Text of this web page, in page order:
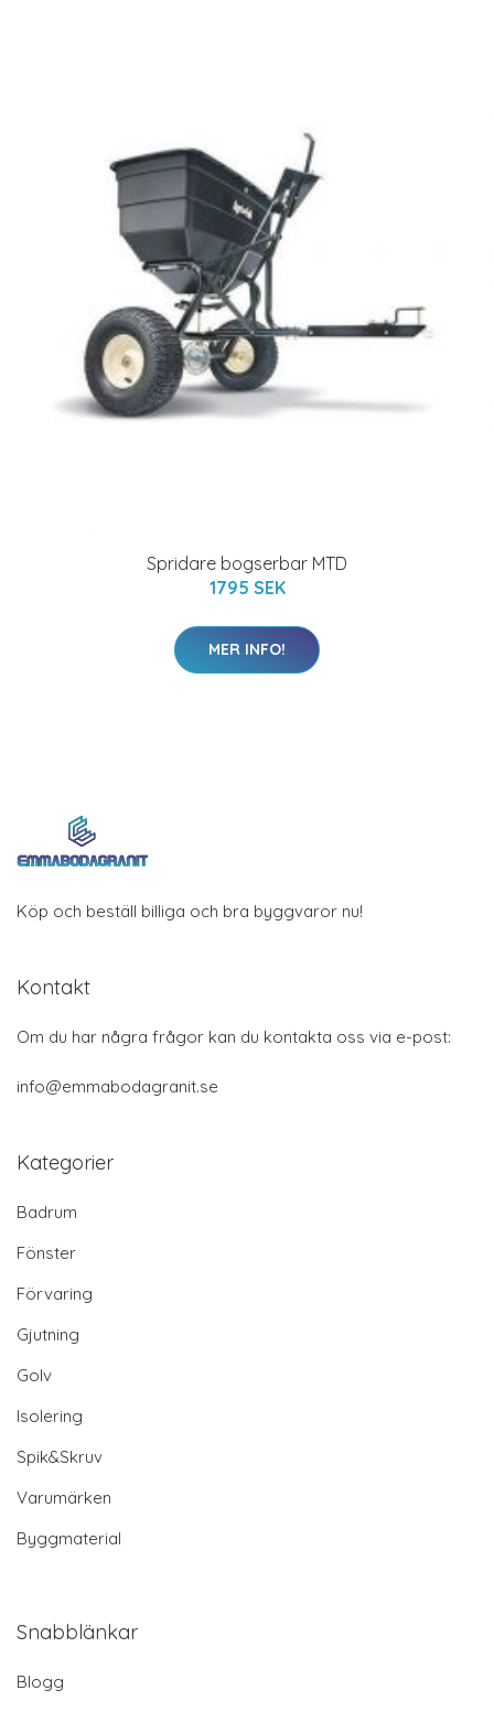
Spridare bogserbar MTD
1795 SEK
MER INFO!
Köp och beställ billiga och bra byggvaror nu!
Kontakt
Om du har några frågor kan du kontakta oss via e-post:
info@emmabodagranit.se
Kategorier
Badrum
Fönster
Förvaring
Gjutning
Golv
Isolering
Spik&Skruv
Varumärken
Byggmaterial
Snabblänkar
Blogg